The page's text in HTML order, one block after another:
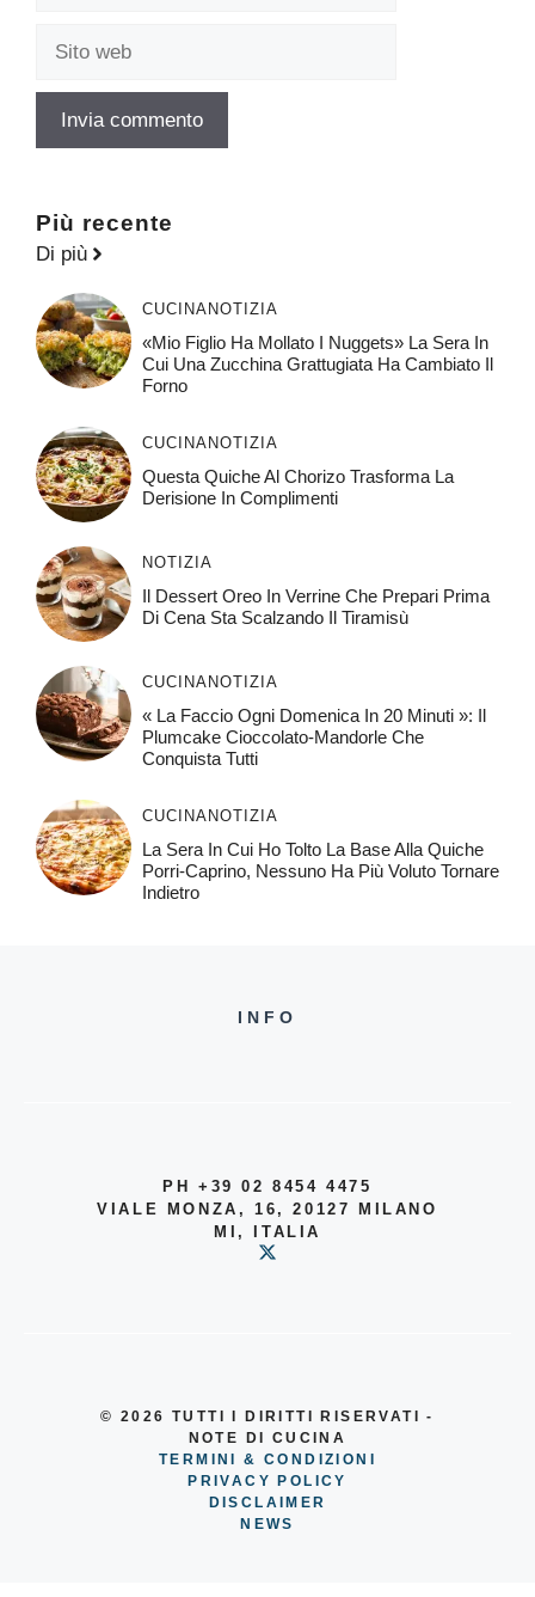
Più recente
Di più
CUCINA NOTIZIA
«Mio Figlio Ha Mollato I Nuggets» La Sera In
Cui Una Zucchina Grattugiata Ha Cambiato Il
Forno
CUCINA NOTIZIA
Questa Quiche Al Chorizo ​​trasforma La
Derisione In Complimenti
NOTIZIA
Il Dessert Oreo In Verrine Che Prepari Prima
Di Cena Sta Scalzando Il Tiramisù
CUCINA NOTIZIA
« La Faccio Ogni Domenica In 20 Minuti »: Il
Plumcake Cioccolato-Mandorle Che
Conquista Tutti
CUCINA NOTIZIA
La Sera In Cui Ho Tolto La Base Alla Quiche
Porri-Caprino, Nessuno Ha Più Voluto Tornare
Indietro
INFO
PH +39 02 8454 4475
VIALE MONZA, 16, 20127 MILANO
MI, ITALIA
© 2026 TUTTI I DIRITTI RISERVATI -
NOTE DI CUCINA
TERMINI & CONDIZIONI
PRIVACY POLICY
DISCLAIMER
NEWS